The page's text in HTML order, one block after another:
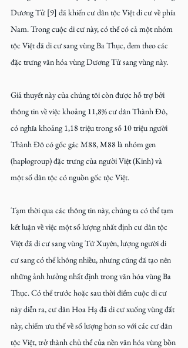
Dương Tử [9] đã khiến cư dân tộc Việt di cư về phía
Nam. Trong cuộc di cư này, có thể có cả một nhóm
tộc Việt đã di cư sang vùng Ba Thục, đem theo các
đặc trưng văn hóa vùng Dương Tử sang vùng này.
Giả thuyết này của chúng tôi còn được hỗ trợ bởi
thông tin về việc khoảng 11,8% cư dân Thành Đô,
có nghĩa khoảng 1,18 triệu trong số 10 triệu người
Thành Đô có gốc gác M88, M88 là nhóm gen
(haplogroup) đặc trưng của người Việt (Kinh) và
một số dân tộc có nguồn gốc tộc Việt.
Tạm thời qua các thông tin này, chúng ta có thể tạm
kết luận về việc một số lượng nhất định cư dân tộc
Việt đã di cư sang vùng Tứ Xuyên, lượng người di
cư sang có thể không nhiều, nhưng cũng đã tạo nên
những ảnh hưởng nhất định trong văn hóa vùng Ba
Thục. Có thể trước hoặc sau thời điểm cuộc di cư
này diễn ra, cư dân Hoa Hạ đã di cư xuống vùng đất
này, chiếm ưu thế về số lượng hơn so với các cư dân
tộc Việt, trở thành chủ thể của nền văn hóa vùng bồn